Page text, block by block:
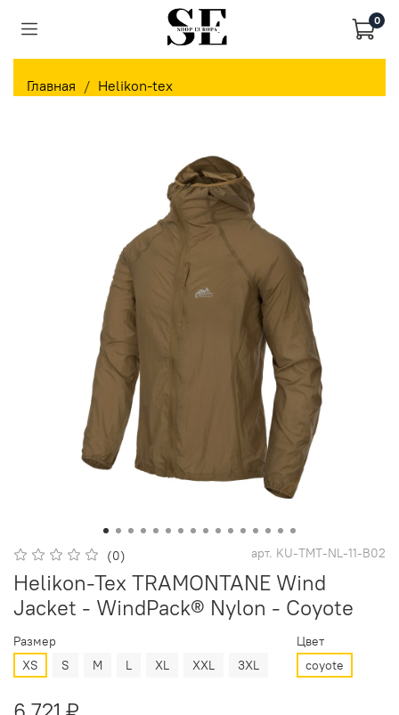
0
Главная Helikon-tex
(0) арт. KU-TMT-NL-11-B02
Helikon-Tex TRAMONTANE Wind
Jacket - WindPack® Nylon - Coyote
Размер
XS
S M L XL XXL 3XL
Цвет
coyote